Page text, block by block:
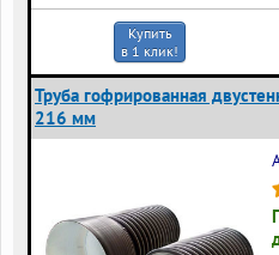
Купить
в 1 клик!
Труба гофрированная
216 мм